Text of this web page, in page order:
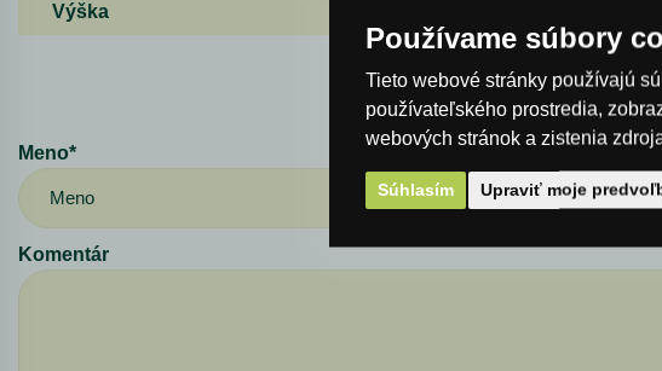
Výška
Meno*
Komentár
Používame súbory
Tieto webové stránky používajú
používateľského prostredia,
webových stránok a zistenia
Súhlasím Upraviť moje